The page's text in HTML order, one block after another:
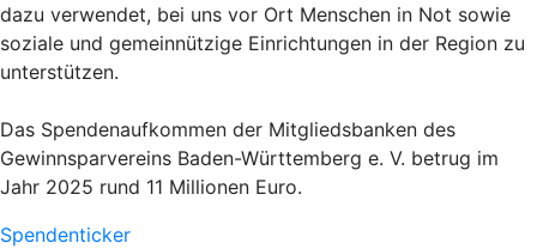
dazu verwendet, bei uns vor Ort Menschen in Not sowie
soziale und gemeinnützige Einrichtungen in der Region zu
unterstützen.
Das Spendenaufkommen der Mitgliedsbanken des
Gewinnsparvereins Baden-Württemberg e. V. betrug im
Jahr 2025 rund 11 Millionen Euro.
Spendenticker